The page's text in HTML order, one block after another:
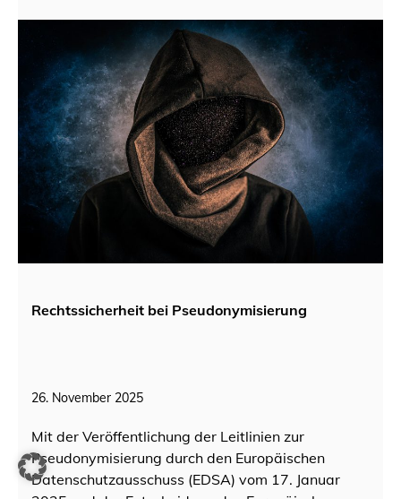
Rechtssicherheit bei Pseudonymisierung
26. November 2025
Mit der Veröffentlichung der Leitlinien zur
Pseudonymisierung durch den Europäischen
Datenschutzausschuss (EDSA) vom 17. Januar